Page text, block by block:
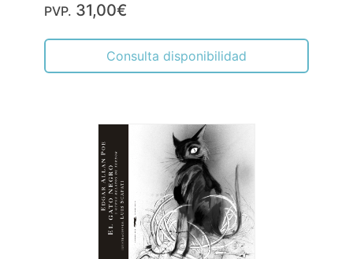
PVP. 31,00€
Consulta disponibilidad